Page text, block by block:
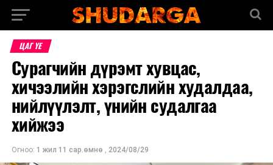
ЦАГ ҮЕ
Сурагчийн дүрэмт хувцас,
хичээлийн хэрэгслийн худалдаа,
нийлүүлэлт, үнийн судалгаа
хийжээ
Огноо: 1 жил 11 сар.өмнө , 2024/08/29